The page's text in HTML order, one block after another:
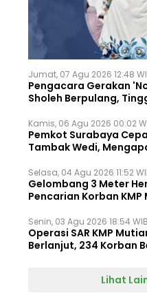
Jumat, 07 Agu 2026 12:48
Pengacara Gerakan
Sholeh Berpulang,
Kamis, 06 Agu 2026 00:02
Pemkot Surabaya
Tambak Wedi,
Selasa, 04 Agu 2026 11:52
Gelombang 3 Meter
Pencarian Korban
Senin, 03 Agu 2026 18:54 WIB
Operasi SAR KMP
Berlanjut, 234 Korban
Lihat